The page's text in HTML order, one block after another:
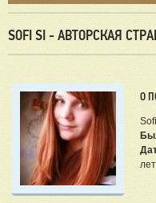
SOFI SI - АВТОРСКАЯ
О